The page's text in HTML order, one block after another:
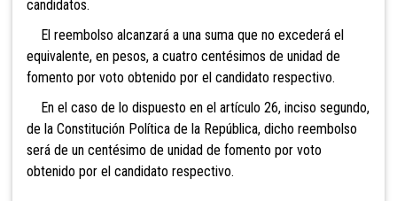
candidatos.
El reembolso alcanzará a una suma que no excederá el
equivalente, en pesos, a cuatro centésimos de unidad de
fomento por voto obtenido por el candidato respectivo.
En el caso de lo dispuesto en el artículo 26, inciso segundo,
de la Constitución Política de la República, dicho reembolso
será de un centésimo de unidad de fomento por voto
obtenido por el candidato respectivo.